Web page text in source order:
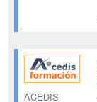
ACEDIS